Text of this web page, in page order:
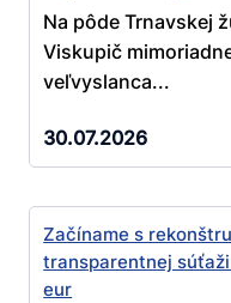
Na pôde Trnavskej
Viskupič
veľvyslanca...
30.07.2026
Začíname s
transparentnej
eur